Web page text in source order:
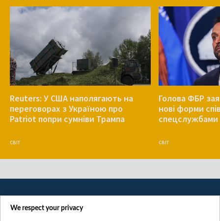
Reuters: У США наполягають на
переговорах з Україною про
Patriot попри сумніви Трампа
СВІТ
Голова ФБР
нові форми
спецслужбами
СВІТ
We respect your privacy